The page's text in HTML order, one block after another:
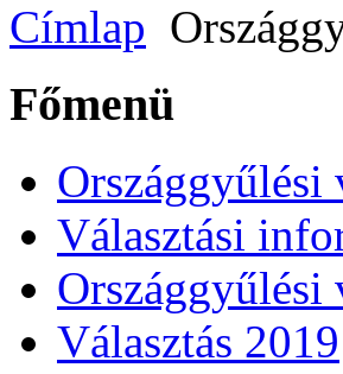
Címlap
Főmenü
Országgyűlési
Választási
Országgyűlési
Választás 2019